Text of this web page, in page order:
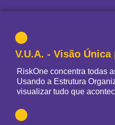
V.U.A. - Visão
RiskOne concentra todas
Usando a Estrutura
visualizar tudo que